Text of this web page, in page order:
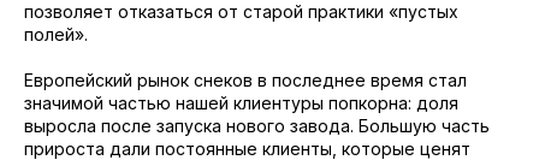
позволяет отказаться от старой практики «пустых
полей».
Европейский рынок снеков в последнее время стал
значимой частью нашей клиентуры попкорна: доля
выросла после запуска нового завода. Большую часть
прироста дали постоянные клиенты, которые ценят